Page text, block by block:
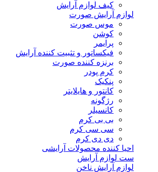
کیف لوازم آرایش
لوازم آرایش صورت
موس صورت
کوشن
پرایمر
فیکساتور و تثبیت کننده آرایش
برنزه کننده صورت
کرم پودر
پنکیک
کانتور و هایلایتر
رژگونه
کانسیلر
بی بی کرم
سی سی کرم
دی دی کرم
احیا کننده محصولات آرایشی
ست لوازم آرایش
لوازم آرایش ناخن